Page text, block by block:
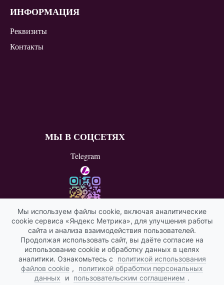
ИНФОРМАЦИЯ
Реквизиты
Контакты
МЫ В СОЦСЕТЯХ
Telegram
ВКонтакте
Яндекс ИКС
Мы используем файлы cookie, включая аналитические
cookie сервиса «Яндекс Метрика», для улучшения работы
сайта и анализа взаимодействия пользователей.
Продолжая использовать сайт, вы даёте согласие на
использование cookie и обработку данных в целях
аналитики. Ознакомьтесь с
политикой использования
файлов cookie ,
политикой обработки персональных
данных
и пользовательским соглашением .